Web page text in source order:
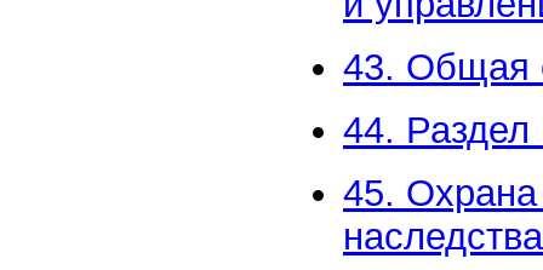
43. Общая
44.
45. Охрана
наследства